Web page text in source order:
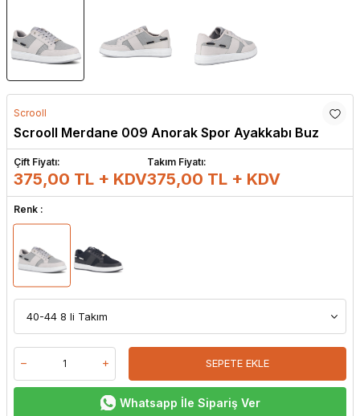
Scrooll
Scrooll Merdane 009 Anorak Spor Ayakkabı Buz
Çift Fiyatı:
375,00 TL + KDV
Takım Fiyatı:
375,00 TL + KDV
Renk :
SEPETE EKLE
Whatsapp İle Sipariş Ver